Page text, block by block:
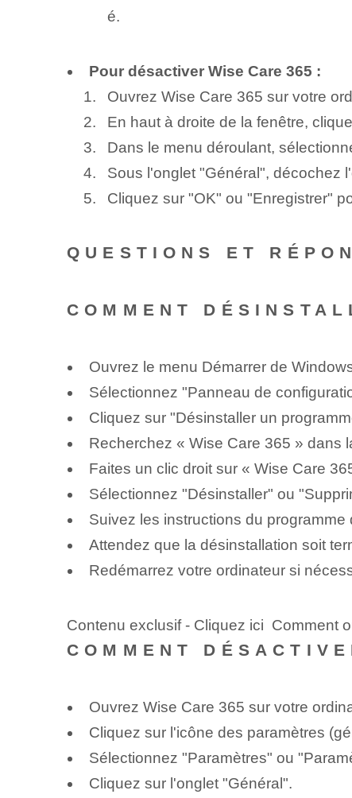
é.
Pour désactiver Wise Care 365 :
Ouvrez Wise Care 365 sur votre
En haut à droite de la fenêtre,
Dans le menu déroulant,
Sous l'onglet "Général", décochez
Cliquez sur "OK" ou "Enregistrer"
QUESTIONS ET
COMMENT
Ouvrez le menu Démarrer de
Sélectionnez "Panneau de
Cliquez sur "Désinstaller un
Recherchez « Wise Care 365 » dans
Faites un clic droit sur « Wise Care
Sélectionnez "Désinstaller" ou
Suivez les instructions du programme
Attendez que la désinstallation soit
Redémarrez votre ordinateur si
Contenu exclusif - Cliquez ici Comment
COMMENT
Ouvrez Wise Care 365 sur votre
Cliquez sur l'icône des paramètres
Sélectionnez "Paramètres" ou
Cliquez sur l'onglet "Général".